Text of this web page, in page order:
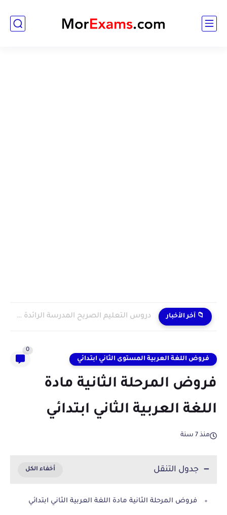
📁 آخر الأخبار دروس التعليم الصريح المدرسة الرائدة 2024/2025 enseignement explicite
فروض اللغة العربية المستوى الثاني ابتدائي
0
فروض المرحلة الثانية مادة
اللغة العربية الثاني ابتدائي
منذ 7 سنة
جدول التنقل
فروض المرحلة الثانية مادة اللغة العربية الثاني ابتدائي